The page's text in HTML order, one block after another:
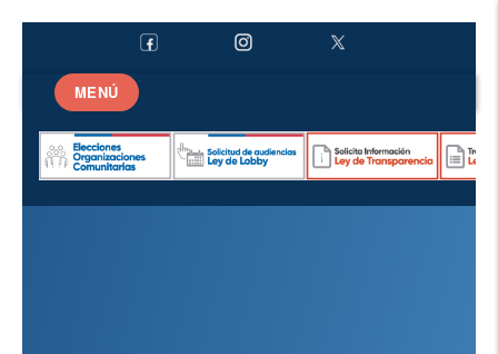
MENÚ